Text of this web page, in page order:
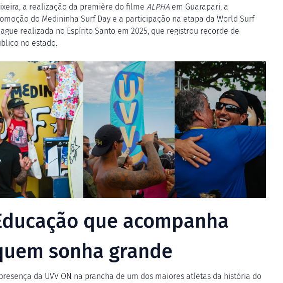
a realização da première do filme ALPHA em Guarapari, a
do Medininha Surf Day e a participação na etapa da World Surf
realizada no Espírito Santo em 2025, que registrou recorde de
no estado.
que acompanha
sonha grande
da UVV ON na prancha de um dos maiores atletas da história do